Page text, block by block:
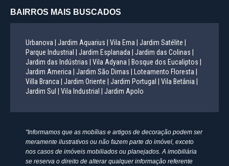
BAIRROS MAIS BUSCADOS
Urbanova | Jardim Aquarius | Vila Ema |
Jardim Satélite |
Parque Industrial |
Jardim Esplanada |
Jardim das Colinas |
Jardim das Indústrias |
Vila Adyana |
Bosque dos Eucaliptos |
Jardim America |
Jardim São Dimas |
Loteamento Floresta |
Villa Branca |
Jardim Oriente | Jardim Portugal |
Vila Betânia |
Jardim Sul |
Vila Industrial | Jardim Apolo
"Informamos que as mobílias e artigos de decoração podem ser
meramente ilustrativos ou não fazem parte do imóvel, exceto
nos casos de imóveis mobiliados ou planejados. A imobiliária
se reserva o direito de alterar qualquer informação referente